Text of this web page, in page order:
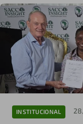
INSTITUCIONAL